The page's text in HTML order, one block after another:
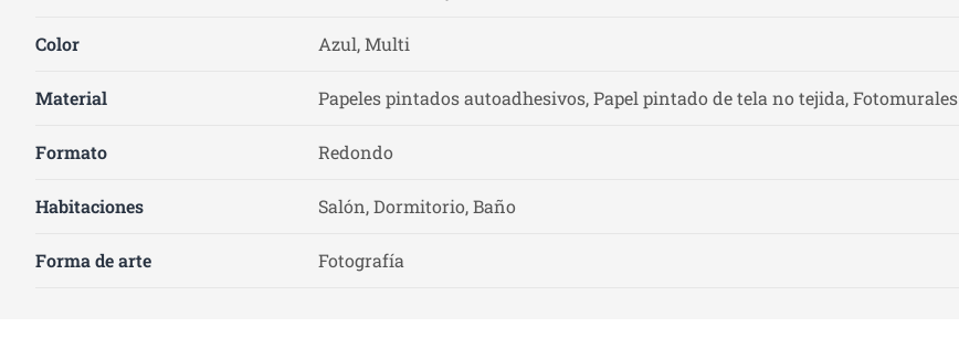
Color Azul, Multi
Material Papeles pintados autoadhesivos, Papel pintado de tela no tejida, Fotomurales
Formato Redondo
Habitaciones Salón, Dormitorio, Baño
Forma de arte Fotografía